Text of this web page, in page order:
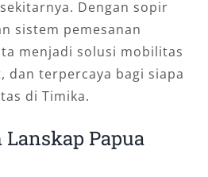
Dengan sopir
sistem pemesanan
menjadi solusi mobilitas
dan terpercaya bagi siapa
di Timika.
Papua